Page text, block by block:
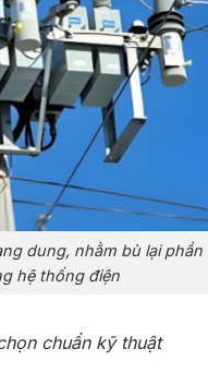
dung, nhằm bù lại
hệ thống điện
chuẩn kỹ thuật